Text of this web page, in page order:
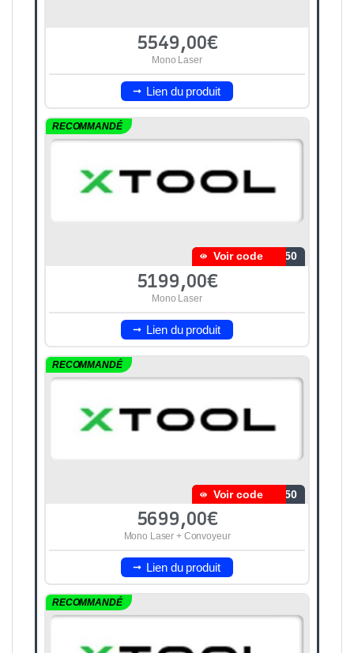
5549,00€
Mono Laser
Lien du produit
RECOMMANDÉ
Voir code 350
5199,00€
Mono Laser
Lien du produit
RECOMMANDÉ
Voir code 350
5699,00€
Mono Laser + Convoyeur
Lien du produit
RECOMMANDÉ